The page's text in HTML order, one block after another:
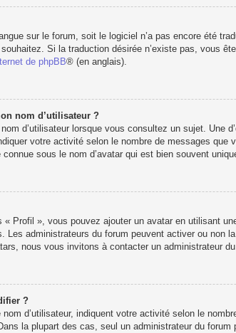
sur le forum, soit le logiciel n’a pas encore été
Si la traduction désirée n’existe pas, vous
de phpBB® (en anglais).
nom d’utilisateur ?
d’utilisateur lorsque vous consultez un sujet. Une
votre activité selon le nombre de messages
sous le nom d’avatar qui est bien souvent
« Profil », vous pouvez ajouter un avatar en utilisant
Les administrateurs du forum peuvent activer ou non
nous vous invitons à contacter un administrateur du
?
d’utilisateur, indiquent votre activité selon le
la plupart des cas, seul un administrateur du